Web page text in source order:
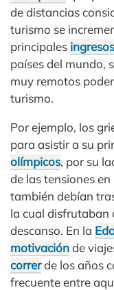
de distancias
turismo se
principales ingresos
países del mundo,
muy remotos
turismo.
Por ejemplo, los
para asistir a su
olímpicos, por su
de las tensiones
también debían
la cual disfrutaban
descanso. En la
motivaciónde
correrde los años
frecuente entre